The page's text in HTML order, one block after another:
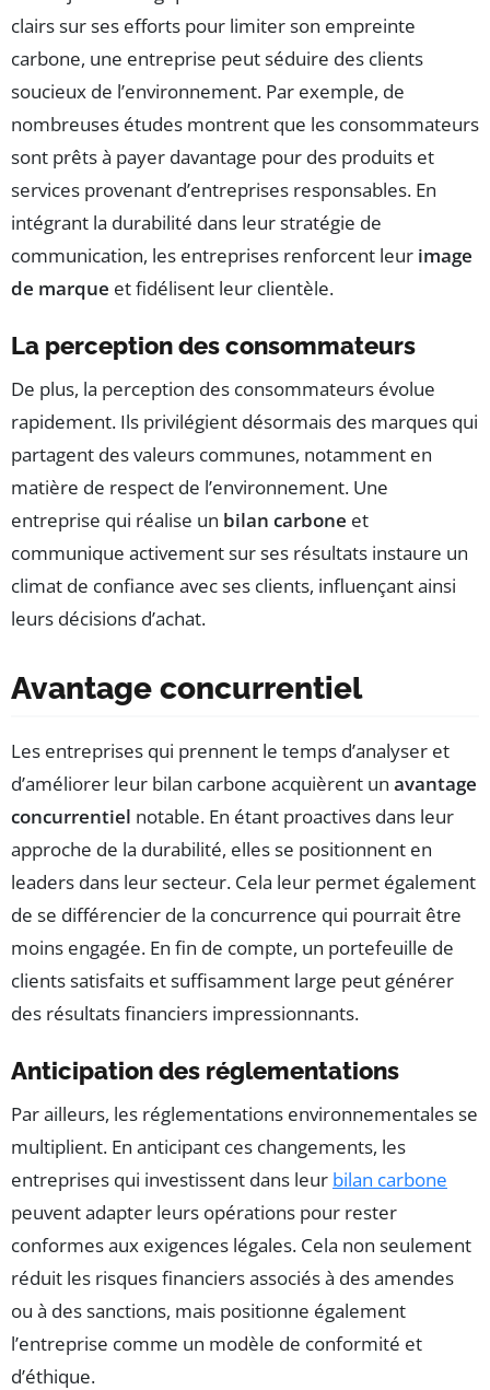
clairs sur ses efforts pour limiter son empreinte
carbone, une entreprise peut séduire des clients
soucieux de l’environnement. Par exemple, de
nombreuses études montrent que les consommateurs
sont prêts à payer davantage pour des produits et
services provenant d’entreprises responsables. En
intégrant la durabilité dans leur stratégie de
communication, les entreprises renforcent leur image
de marque et fidélisent leur clientèle.
La perception des consommateurs
De plus, la perception des consommateurs évolue
rapidement. Ils privilégient désormais des marques qui
partagent des valeurs communes, notamment en
matière de respect de l’environnement. Une
entreprise qui réalise un bilan carbone et
communique activement sur ses résultats instaure un
climat de confiance avec ses clients, influençant ainsi
leurs décisions d’achat.
Avantage concurrentiel
Les entreprises qui prennent le temps d’analyser et
d’améliorer leur bilan carbone acquièrent un avantage
concurrentiel notable. En étant proactives dans leur
approche de la durabilité, elles se positionnent en
leaders dans leur secteur. Cela leur permet également
de se différencier de la concurrence qui pourrait être
moins engagée. En fin de compte, un portefeuille de
clients satisfaits et suffisamment large peut générer
des résultats financiers impressionnants.
Anticipation des réglementations
Par ailleurs, les réglementations environnementales se
multiplient. En anticipant ces changements, les
entreprises qui investissent dans leur bilan carbone
peuvent adapter leurs opérations pour rester
conformes aux exigences légales. Cela non seulement
réduit les risques financiers associés à des amendes
ou à des sanctions, mais positionne également
l’entreprise comme un modèle de conformité et
d’éthique.